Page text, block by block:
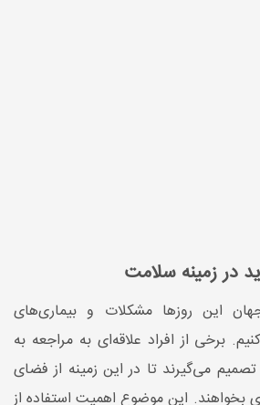
در زمینه سلامت
این روزها مشکلات و بیماری‌های
برخی از افراد علاقه‌ای به مراجعه به
می‌گیرند تا در این زمینه از فضای
بخواهند. این موضوع اهمیت استفاده از